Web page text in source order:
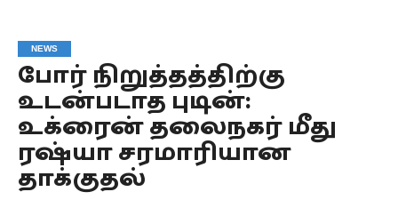
NEWS
போர் நிறுத்தத்திற்கு
உடன்படாத புடின்:
உக்ரைன் தலைநகர் மீது
ரஷ்யா சரமாரியான
தாக்குதல்